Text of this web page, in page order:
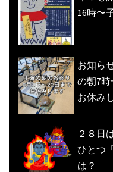
16時〜
お知ら
の朝7
お休み
２８日
ひとつ
は？